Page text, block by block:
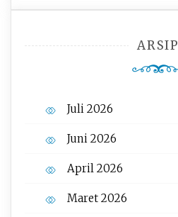
ARSIP
Juli 2026
Juni 2026
April 2026
Maret 2026